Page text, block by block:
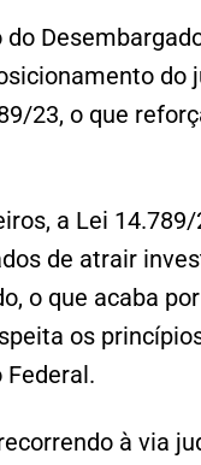
23, o que
a Lei
de atrair
o que acaba
os
à via